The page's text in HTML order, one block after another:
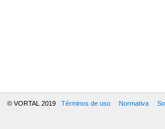
© VORTAL 2019 Términos de uso Normativa